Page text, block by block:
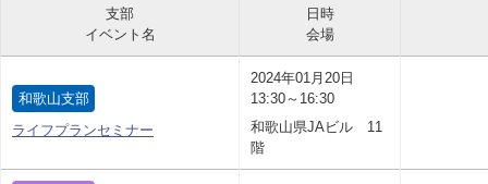
支部
イベント名
日時
会場
和歌山支部
ライフプランセミナー
2024年01月20日
13:30～16:30
和歌山県JAビル 11
階